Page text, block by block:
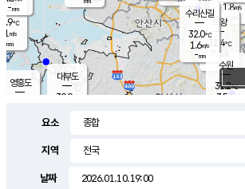
℃
m/s
mm
영흥도
1.8m/s
- mm
2.9m/s
대부도
30.9
의왕
31.4℃
0.4m/s
mm
수리산길
32.0℃
1.6m/s
-mm
-mm
수원
31.2℃
3.5 m/s
요소
지역
날짜